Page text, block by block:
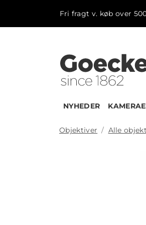
Fri fragt v. køb over
NYHEDER
Objektiver Alle